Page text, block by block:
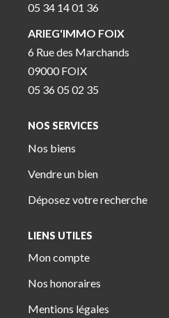
05 34 14 01 36
ARIEG'IMMO FOIX
6 Rue des Marchands
09000 FOIX
05 36 05 02 35
NOS SERVICES
Nos biens
Vendre un bien
Déposez votre recherche
LIENS UTILES
Mon compte
Nos honoraires
Mentions légales